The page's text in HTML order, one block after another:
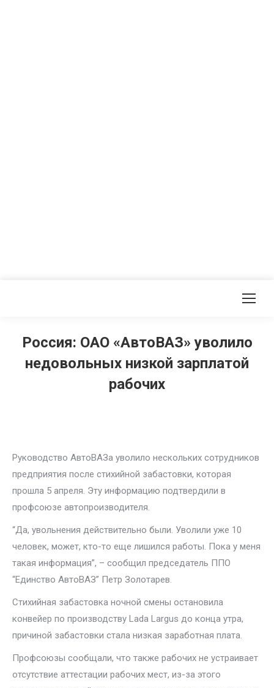
Россия: ОАО «АвтоВАЗ» уволило
недовольных низкой зарплатой
рабочих
Руководство АвтоВАЗа уволило нескольких сотрудников
предприятия после стихийной забастовки, которая
прошла 5 апреля. Эту информацию подтвердили в
профсоюзе автопроизводителя.
“Да, увольнения действительно были. Уволили уже 10
человек, может, кто-то еще лишился работы. Пока у меня
такая информация”, – сообщил председатель ППО
“Единство АвтоВАЗ” Петр Золотарев.
Стихийная забастовка ночной смены остановила
конвейер по производству Lada Largus до конца утра,
причиной забастовки стала низкая заработная плата.
Профсоюзы сообщали, что также рабочих не устраивает
отсутствие аттестации рабочих мест, из-за этого